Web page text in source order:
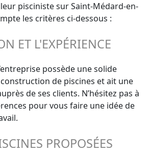
pisciniste sur Saint-Médard-en-
les critères ci-dessous :
ET L'EXPÉRIENCE
possède une solide
de piscines et ait une
de ses clients. N’hésitez pas à
pour vous faire une idée de
PROPOSÉES